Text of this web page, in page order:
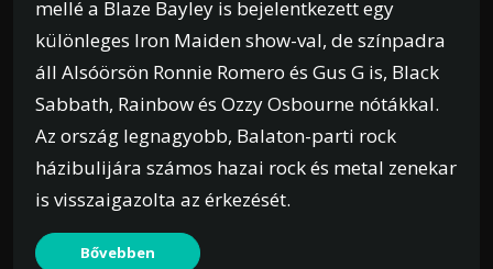
mellé a Blaze Bayley is bejelentkezett egy
különleges Iron Maiden show-val, de színpadra
áll Alsóörsön Ronnie Romero és Gus G is, Black
Sabbath, Rainbow és Ozzy Osbourne nótákkal.
Az ország legnagyobb, Balaton-parti rock
házibulijára számos hazai rock és metal zenekar
is visszaigazolta az érkezését.
Bővebben